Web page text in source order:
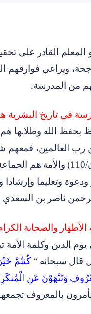
القادر على
ويراعي فوارقهم
من المدرسة.
في تاريخ البشرية
بحفظ الله وطلابها
رب العالمين، فمعهم
هم
ودعوة وتعليما
ناصر بن
والصحابة
الدين وكلمة
قال سبحانه “ كُنتُمْ
وَتَنْهَوْنَ عَنِ الْمُنكَرِ
بالمعروف